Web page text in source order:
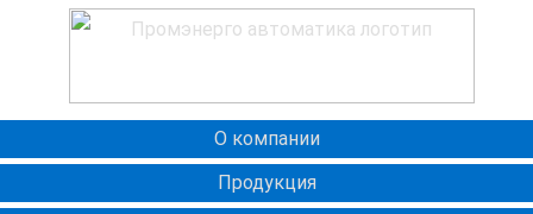
О компании
Продукция